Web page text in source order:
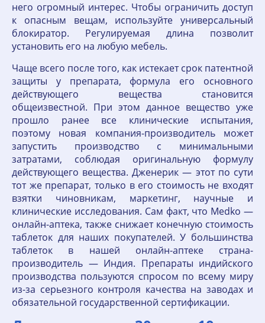
него огромный интерес. Чтобы ограничить доступ
к опасным вещам, используйте универсальный
блокиратор. Регулируемая длина позволит
установить его на любую мебель.
Чаще всего после того, как истекает срок патентной
защиты у препарата, формула его основного
действующего вещества становится
общеизвестной. При этом данное вещество уже
прошло ранее все клинические испытания,
поэтому новая компания-производитель может
запустить производство с минимальными
затратами, соблюдая оригинальную формулу
действующего вещества. Дженерик — этот по сути
тот же препарат, только в его стоимость не входят
взятки чиновникам, маркетинг, научные и
клинические исследования. Сам факт, что Medko —
онлайн-аптека, также снижает конечную стоимость
таблеток для наших покупателей. У большинства
таблеток в нашей онлайн-аптеке страна-
производитель — Индия. Препараты индийского
производства пользуются спросом по всему миру
из-за серьезного контроля качества на заводах и
обязательной государственной сертификации.